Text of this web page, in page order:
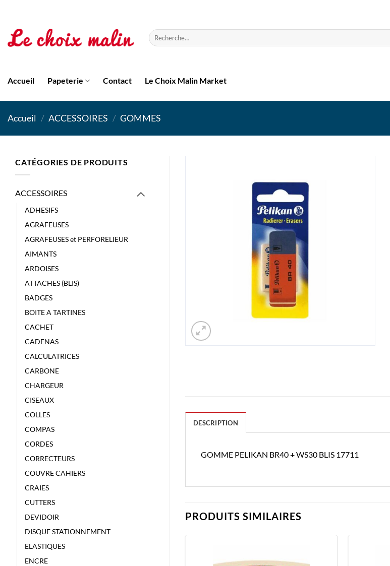
contenu
Recherche
pour :
Accueil Papeterie Contact Le Choix Malin Market
Accueil / ACCESSOIRES / GOMMES
CATÉGORIES DE PRODUITS
ACCESSOIRES
ADHESIFS
AGRAFEUSES
AGRAFEUSES et PERFORELIEUR
AIMANTS
ARDOISES
ATTACHES (BLIS)
BADGES
BOITE A TARTINES
CACHET
CADENAS
CALCULATRICES
CARBONE
CHARGEUR
CISEAUX
COLLES
COMPAS
CORDES
CORRECTEURS
COUVRE CAHIERS
CRAIES
CUTTERS
DEVIDOIR
DISQUE STATIONNEMENT
ELASTIQUES
ENCRE
DESCRIPTION
GOMME PELIKAN BR40 + WS30 BLIS 17711
PRODUITS SIMILAIRES